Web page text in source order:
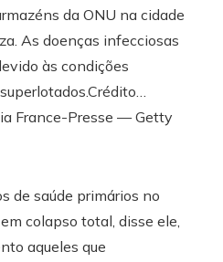
da ONU na cidade
As doenças infecciosas
às condições
Crédito…
France-Presse — Getty
de saúde primários no
colapso total, disse ele,
aqueles que